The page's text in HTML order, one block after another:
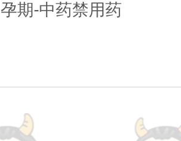
孕期-中药禁用药